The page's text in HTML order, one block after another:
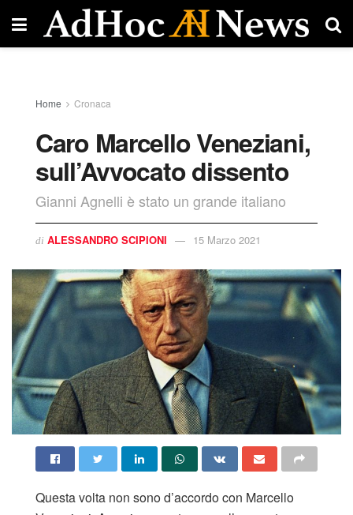
Home Cronaca
Caro Marcello Veneziani,
sull’Avvocato dissento
Gianni Agnelli è stato un grande italiano
di ALESSANDRO SCIPIONI 15 Marzo 2021
Questa volta non sono d’accordo con Marcello